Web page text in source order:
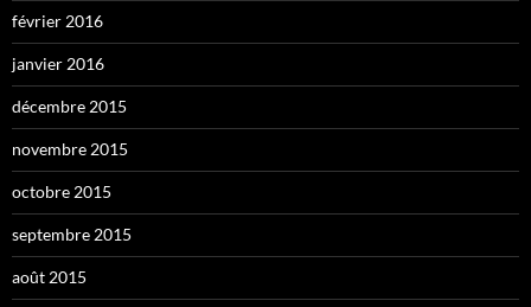
février 2016
janvier 2016
décembre 2015
novembre 2015
octobre 2015
septembre 2015
août 2015